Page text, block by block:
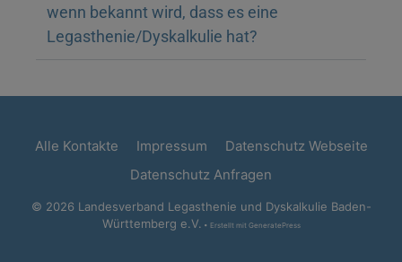
wenn bekannt wird, dass es eine
Legasthenie/Dyskalkulie hat?
Alle Kontakte Impressum
Datenschutz Webseite
Datenschutz Anfragen
© 2026 Landesverband Legasthenie und Dyskalkulie Baden-
Württemberg e.V. • Erstellt mit GeneratePress